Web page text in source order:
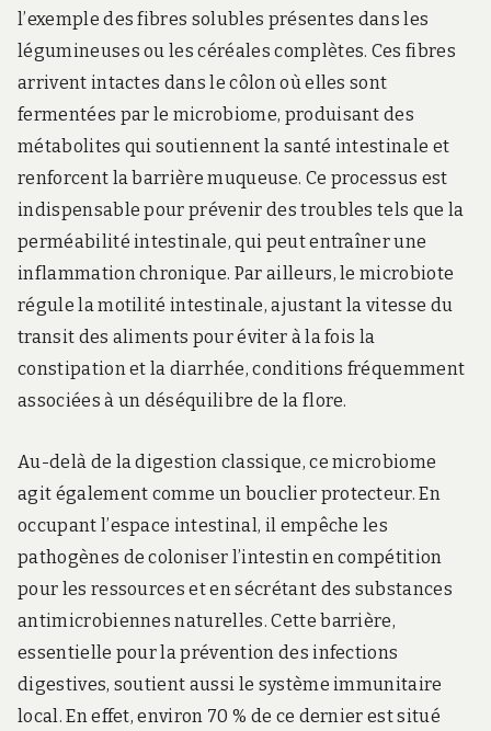
l’exemple des fibres solubles présentes dans les
légumineuses ou les céréales complètes. Ces fibres
arrivent intactes dans le côlon où elles sont
fermentées par le microbiome, produisant des
métabolites qui soutiennent la santé intestinale et
renforcent la barrière muqueuse. Ce processus est
indispensable pour prévenir des troubles tels que la
perméabilité intestinale, qui peut entraîner une
inflammation chronique. Par ailleurs, le microbiote
régule la motilité intestinale, ajustant la vitesse du
transit des aliments pour éviter à la fois la
constipation et la diarrhée, conditions fréquemment
associées à un déséquilibre de la flore.
Au-delà de la digestion classique, ce microbiome
agit également comme un bouclier protecteur. En
occupant l’espace intestinal, il empêche les
pathogènes de coloniser l’intestin en compétition
pour les ressources et en sécrétant des substances
antimicrobiennes naturelles. Cette barrière,
essentielle pour la prévention des infections
digestives, soutient aussi le système immunitaire
local. En effet, environ 70 % de ce dernier est situé